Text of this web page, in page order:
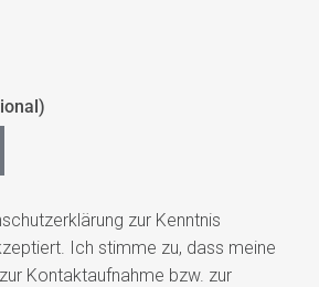
zur Kenntnis
Ich stimme zu, dass meine
Kontaktaufnahme bzw. zur